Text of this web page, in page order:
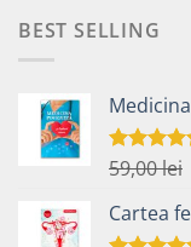
BEST SELLING
Evaluat la
59,00lei
Cartea